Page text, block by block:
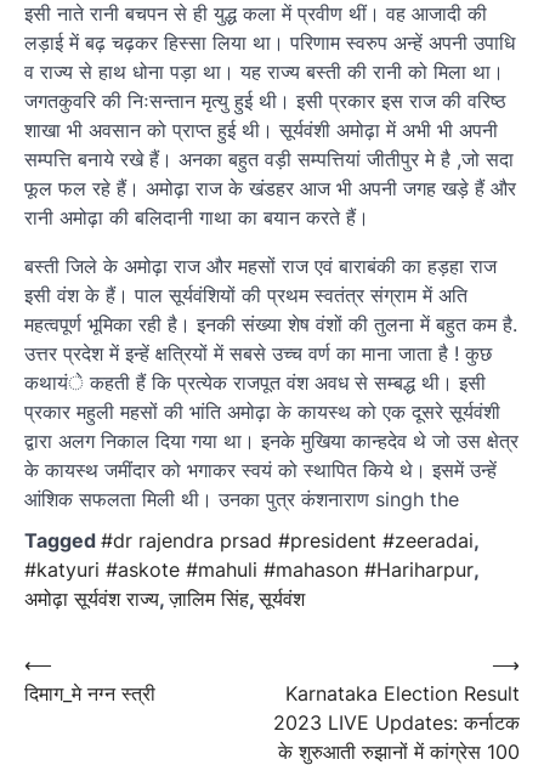
इसी नाते रानी बचपन से ही युद्ध कला में प्रवीण थीं। वह आजादी की
लड़ाई में बढ़ चढ़कर हिस्सा लिया था। परिणाम स्वरुप अन्हें अपनी उपाधि
व राज्य से हाथ धोना पड़ा था। यह राज्य बस्ती की रानी को मिला था।
जगतकुवरि की निःसन्तान मृत्यु हुई थी। इसी प्रकार इस राज की वरिष्ठ
शाखा भी अवसान को प्राप्त हुई थी। सूर्यवंशी अमोढ़ा में अभी भी अपनी
सम्पत्ति बनाये रखे हैं। अनका बहुत वड़ी सम्पत्तियां जीतीपुर मे है ,जो सदा
फूल फल रहे हैं। अमोढ़ा राज के खंडहर आज भी अपनी जगह खड़े हैं और
रानी अमोढ़ा की बलिदानी गाथा का बयान करते हैं।
बस्ती जिले के अमोढ़ा राज और महसों राज एवं बाराबंकी का हड़हा राज
इसी वंश के हैं। पाल सूर्यवंशियों की प्रथम स्वतंत्र संग्राम में अति
महत्वपूर्ण भूमिका रही है। इनकी संख्या शेष वंशों की तुलना में बहुत कम है.
उत्तर प्रदेश में इन्हें क्षत्रियों में सबसे उच्च वर्ण का माना जाता है ! कुछ
कथायंे कहती हैं कि प्रत्येक राजपूत वंश अवध से सम्बद्ध थी। इसी
प्रकार महुली महसों की भांति अमोढ़ा के कायस्थ को एक दूसरे सूर्यवंशी
द्वारा अलग निकाल दिया गया था। इनके मुखिया कान्हदेव थे जो उस क्षेत्र
के कायस्थ जमींदार को भगाकर स्वयं को स्थापित किये थे। इसमें उन्हें
आंशिक सफलता मिली थी। उनका पुत्र कंशनाराण singh the
Tagged #dr rajendra prsad #president #zeeradai,
#katyuri #askote #mahuli #mahason #Hariharpur,
अमोढ़ा सूर्यवंश राज्य,ज़ालिम सिंह,सूर्यवंश
Post
navigation
⟵
दिमाग_मे नग्न स्त्री
Karnataka Election Result
2023 LIVE Updates: कर्नाटक
के शुरुआती रुझानों में कांग्रेस 100
⟶